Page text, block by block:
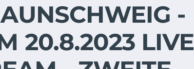
-
20.8.2023 LIVE